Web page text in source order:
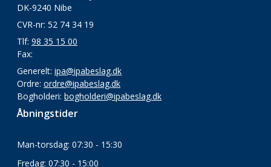
DK-9240 Nibe
CVR-nr: 52 74 34 19
Tlf: 98 35 15 00
Fax:
Generelt: ipa@ipabeslag.dk
Ordre: ordre@ipabeslag.dk
Bogholderi: bogholderi@ipabeslag.dk
Åbningstider
Man-torsdag: 07:30 - 15:30
Fredag: 07:30 - 15:00